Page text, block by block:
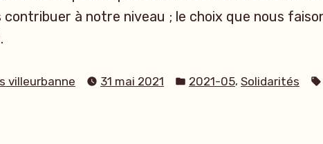
à notre niveau ; le choix que nous
villeurbanne 31 mai 2021
Publié
2021-05, Solidarités